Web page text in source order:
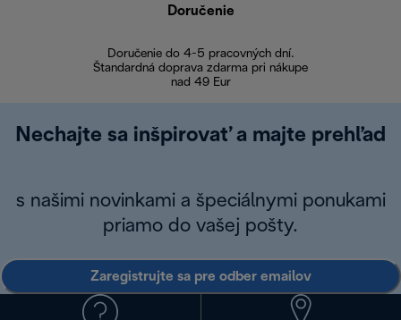
Doručenie
Doručenie do 4-5 pracovných dní.
Štandardná doprava zdarma pri nákupe
nad 49 Eur
Nechajte sa inšpirovať a majte prehľad
s našimi novinkami a špeciálnymi ponukami
priamo do vašej pošty.
Zaregistrujte sa pre odber emailov